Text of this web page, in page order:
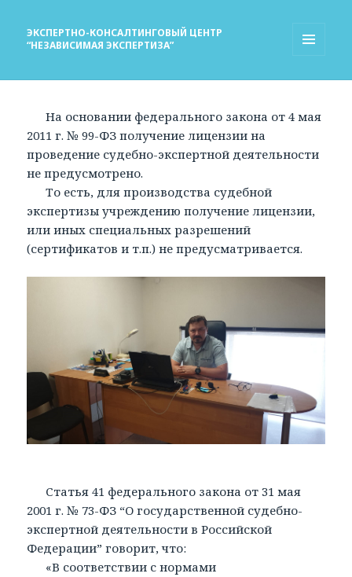
ЭКСПЕРТНО-КОНСАЛТИНГОВЫЙ ЦЕНТР
“НЕЗАВИСИМАЯ ЭКСПЕРТИЗА”
На основании федерального закона от 4 мая
2011 г. № 99-ФЗ получение лицензии на
проведение судебно-экспертной деятельности
не предусмотрено.
То есть, для производства судебной
экспертизы учреждению получение лицензии,
или иных специальных разрешений
(сертификатов и т.п.) не предусматривается.
Статья 41 федерального закона от 31 мая
2001 г. № 73-ФЗ “О государственной судебно-
экспертной деятельности в Российской
Федерации” говорит, что:
«В соответствии с нормами